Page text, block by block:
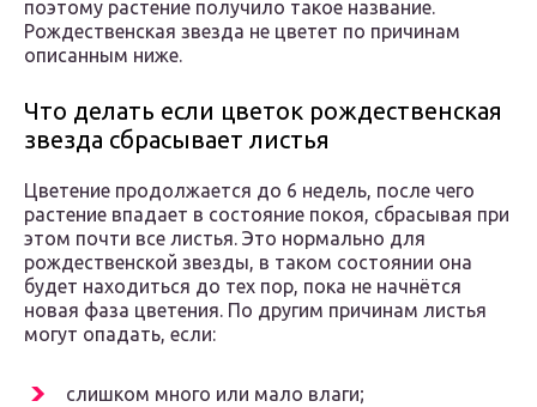
поэтому растение получило такое название.
Рождественская звезда не цветет по причинам
описанным ниже.
Что делать если цветок рождественская
звезда сбрасывает листья
Цветение продолжается до 6 недель, после чего
растение впадает в состояние покоя, сбрасывая при
этом почти все листья. Это нормально для
рождественской звезды, в таком состоянии она
будет находиться до тех пор, пока не начнётся
новая фаза цветения. По другим причинам листья
могут опадать, если:
слишком много или мало влаги;